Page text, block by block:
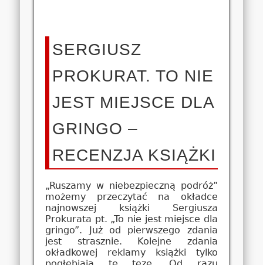
SERGIUSZ
PROKURAT. TO NIE
JEST MIEJSCE DLA
GRINGO –
RECENZJA KSIĄŻKI
„Ruszamy w niebezpieczną podróż”
możemy przeczytać na okładce
najnowszej książki Sergiusza
Prokurata pt. „To nie jest miejsce dla
gringo”. Już od pierwszego zdania
jest strasznie. Kolejne zdania
okładkowej reklamy książki tylko